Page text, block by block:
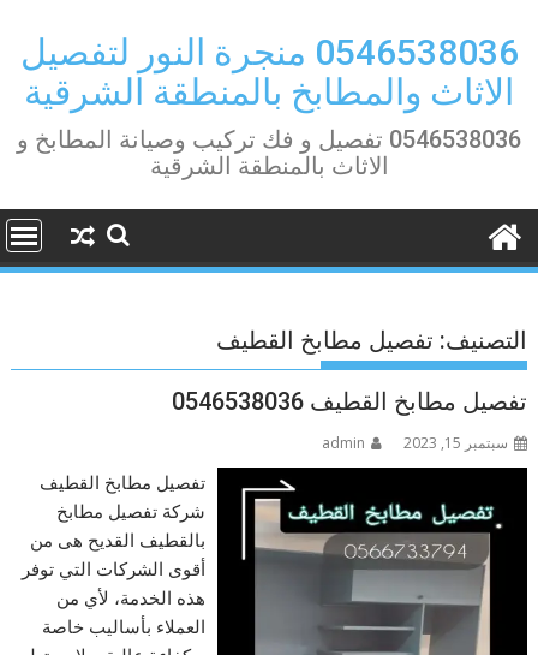
content
0546538036 منجرة النور لتفصيل
الاثاث والمطابخ بالمنطقة الشرقية
0546538036 تفصيل و فك تركيب وصيانة المطابخ و
الاثاث بالمنطقة الشرقية
التصنيف: تفصيل مطابخ القطيف
تفصيل مطابخ القطيف 0546538036
سبتمبر 15, 2023 admin
تفصيل مطابخ القطيف
شركة تفصيل مطابخ
بالقطيف القديح هى من
أقوى الشركات التي توفر
هذه الخدمة، لأي من
العملاء بأساليب خاصة